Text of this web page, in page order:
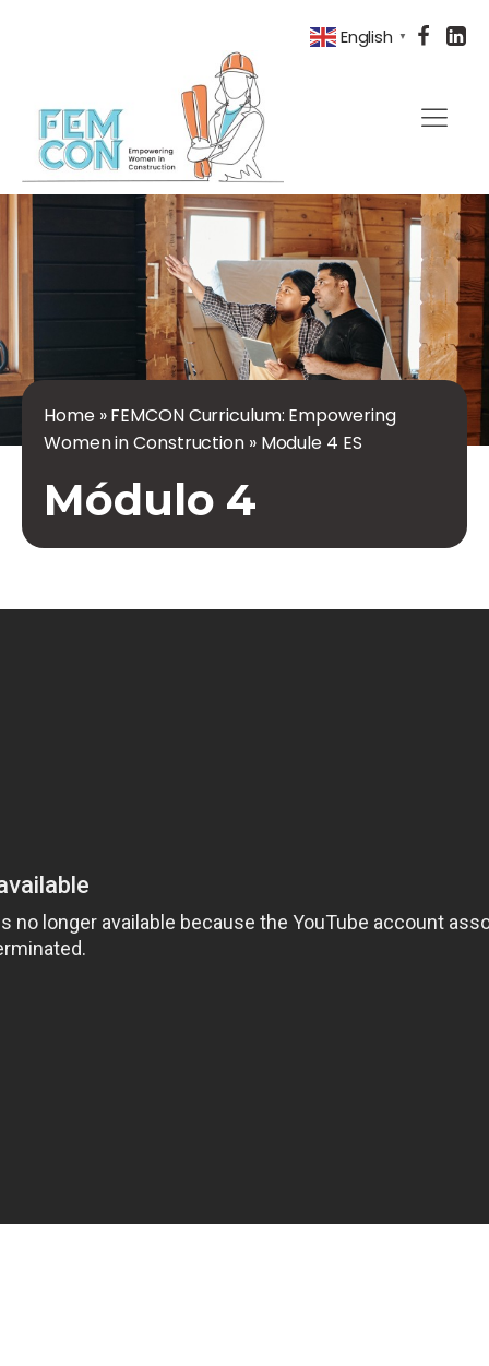
English ▼
Home»FEMCON Curriculum: Empowering
Women in Construction» Module 4 ES
Módulo 4